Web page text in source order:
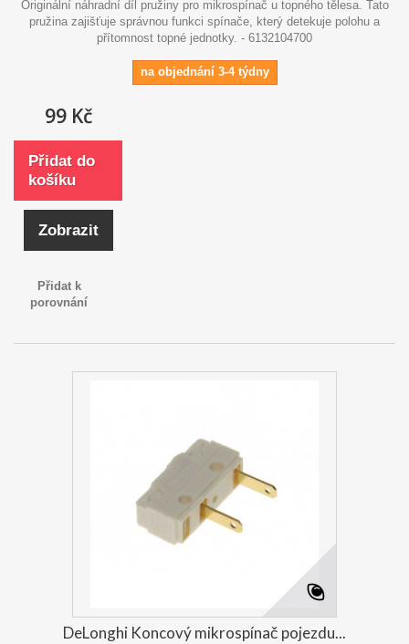
Originální náhradní díl pružiny pro mikrospínač u topného tělesa. Tato
pružina zajišťuje správnou funkci spínače, který detekuje polohu a
přítomnost topné jednotky. - 6132104700
na objednání 3-4 týdny
99 Kč
Přidat do
košíku
Zobrazit
Přidat k
porovnání
DeLonghi Koncový mikrospínač pojezdu...